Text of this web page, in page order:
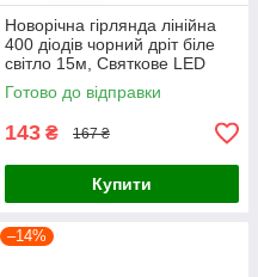
Новорічна гірлянда лінійна
400 діодів чорний дріт біле
світло 15м, Святкове LED
освітлення нитка для
інтер'єру
Готово до відправки
143 ₴ 167 ₴
Купити
–14%